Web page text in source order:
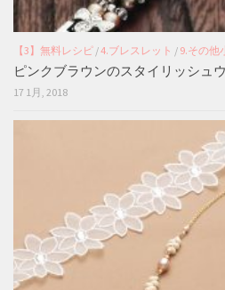
【3】無料レシピ /4.ブレスレット / 9.その他
ピンクブラウンのスタイリッシュ
17 1月, 2018